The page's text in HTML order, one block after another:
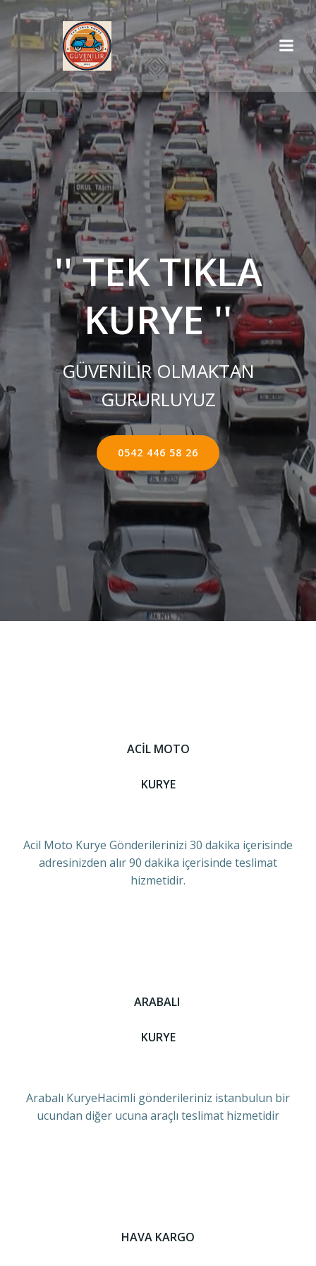
İçeriğe
geç
'' TEK TIKLA
KURYE ''
GÜVENİLİR OLMAKTAN
GURURLUYUZ
0542 446 58 26
ACİL MOTO
KURYE
Acil Moto Kurye Gönderilerinizi 30 dakika içerisinde
adresinizden alır 90 dakika içerisinde teslimat
hizmetidir.
ARABALI
KURYE
Arabalı KuryeHacimli gönderileriniz istanbulun bir
ucundan diğer ucuna araçlı teslimat hizmetidir
HAVA KARGO